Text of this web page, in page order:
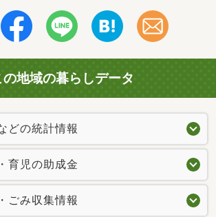
の地域の暮らしデータ
どの統計情報
育児の助成金
ごみ収集情報